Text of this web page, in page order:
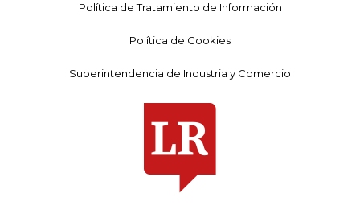
Política de Tratamiento de Información
Política de Cookies
Superintendencia de Industria y Comercio